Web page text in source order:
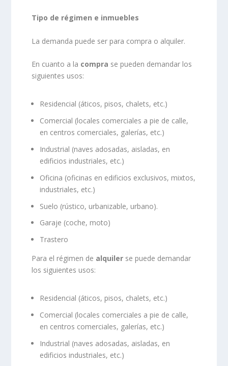
Tipo de régimen e inmuebles
La demanda puede ser para compra o alquiler.
En cuanto a la compra se pueden demandar los
siguientes usos:
Residencial (áticos, pisos, chalets, etc.)
Comercial (locales comerciales a pie de calle,
en centros comerciales, galerías, etc.)
Industrial (naves adosadas, aisladas, en
edificios industriales, etc.)
Oficina (oficinas en edificios exclusivos, mixtos,
industriales, etc.)
Suelo (rústico, urbanizable, urbano).
Garaje (coche, moto)
Trastero
Para el régimen de alquiler se puede demandar
los siguientes usos:
Residencial (áticos, pisos, chalets, etc.)
Comercial (locales comerciales a pie de calle,
en centros comerciales, galerías, etc.)
Industrial (naves adosadas, aisladas, en
edificios industriales, etc.)